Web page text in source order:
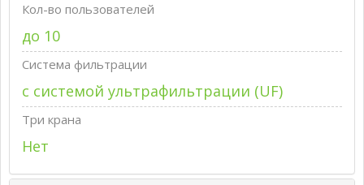
Кол-во пользователей
до 10
Система фильтрации
с системой ультрафильтрации (UF)
Три крана
Нет